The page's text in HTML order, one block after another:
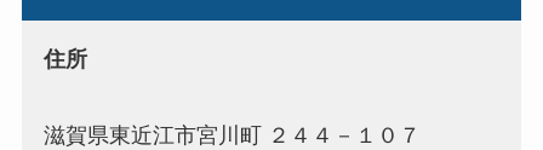
住所
滋賀県東近江市宮川町 ２４４－１０７